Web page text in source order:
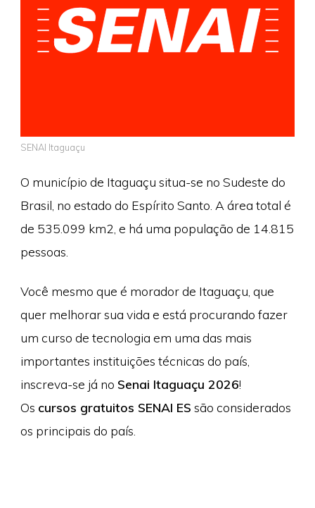
SENAI Itaguaçu
O município de Itaguaçu situa-se no Sudeste do
Brasil, no estado do Espírito Santo. A área total é
de 535.099 km2, e há uma população de 14.815
pessoas.
Você mesmo que é morador de Itaguaçu, que
quer melhorar sua vida e está procurando fazer
um curso de tecnologia em uma das mais
importantes instituições técnicas do país,
inscreva-se já no Senai Itaguaçu 2026!
Os cursos gratuitos SENAI ES são considerados
os principais do país.